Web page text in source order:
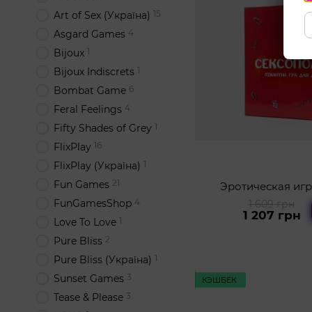
Эротическая
1 609 грн
1 207 грн
КЭШБЕК
Art of Sex (Україна) 15
Asgard Games 4
Bijoux 1
Bijoux Indiscrets 1
Bombat Game 6
Feral Feelings 4
Fifty Shades of Grey 1
FlixPlay 16
FlixPlay (Україна) 1
Fun Games 21
FunGamesShop 4
Love To Love 1
Pure Bliss 2
Pure Bliss (Україна) 1
Sunset Games 3
Tease & Please 3